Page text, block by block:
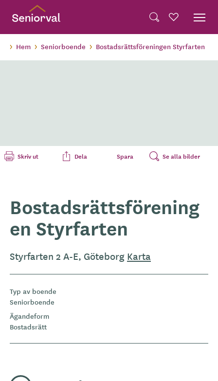
Hem Seniorboende Bostadsrättsföreningen Styrfarten
Skriv ut Dela Spara Se alla bilder
Bostadsrättsförening
en Styrfarten
Styrfarten 2 A-E, Göteborg Karta
Typ av boende
Seniorboende
Ägandeform
Bostadsrätt
Translate